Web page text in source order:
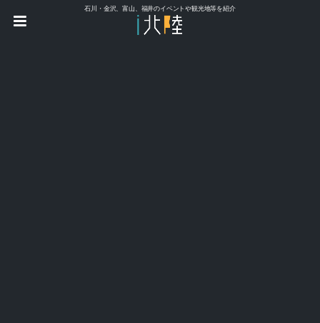
石川・金沢、富山、福井のイベントや観光地等を紹介